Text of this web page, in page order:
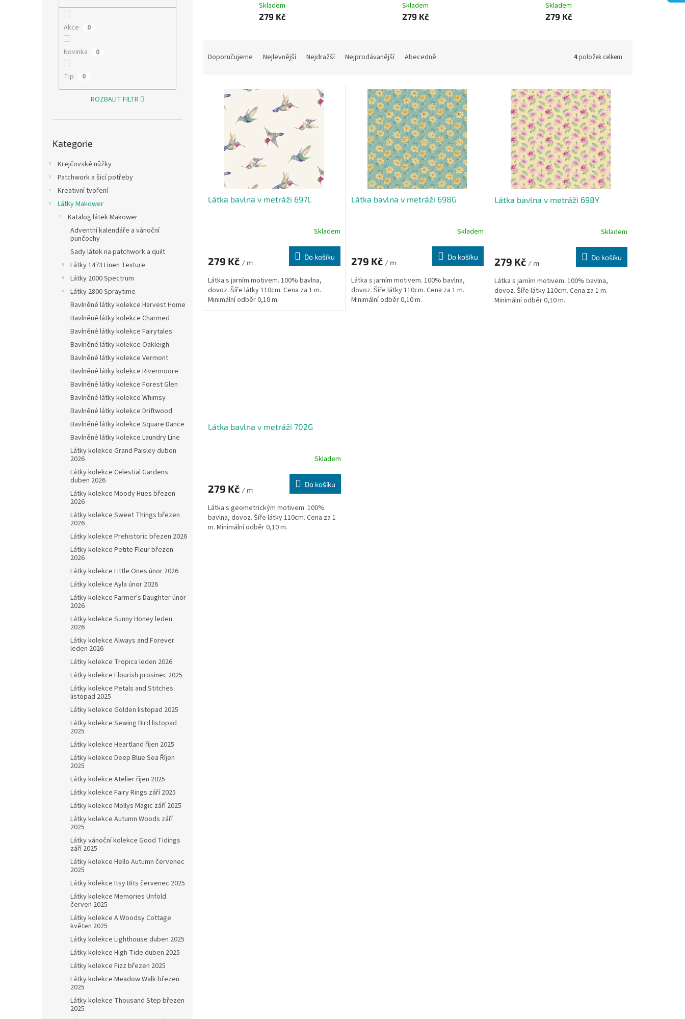
Akce 0
Novinka 0
Tip 0
ROZBALIT FILTR
kategorie
Kategorie
Krejčovské nůžky
Patchwork a šicí potřeby
Kreativní tvoření
Látky Makower
Katalog látek Makower
Adventní kalendáře a vánoční
punčochy
Sady látek na patchwork a quilt
Látky 1473 Linen Texture
Látky 2000 Spectrum
Látky 2800 Spraytime
Bavlněné látky kolekce Harvest Home
Bavlněné látky kolekce Charmed
Bavlněné látky kolekce Fairytales
Bavlněné látky kolekce Oakleigh
Bavlněné látky kolekce Vermont
Bavlněné látky kolekce Rivermoore
Bavlněné látky kolekce Forest Glen
Bavlněné látky kolekce Whimsy
Bavlněné látky kolekce Driftwood
Bavlněné látky kolekce Square Dance
Bavlněné látky kolekce Laundry Line
Látky kolekce Grand Paisley duben
2026
Látky kolekce Celestial Gardens
duben 2026
Látky kolekce Moody Hues březen
2026
Látky kolekce Sweet Things březen
2026
Látky kolekce Prehistoric březen 2026
Látky kolekce Petite Fleur březen
2026
Látky kolekce Little Ones únor 2026
Látky kolekce Ayla únor 2026
Látky kolekce Farmer's Daughter únor
2026
Látky kolekce Sunny Honey leden
2026
Látky kolekce Always and Forever
leden 2026
Látky kolekce Tropica leden 2026
Látky kolekce Flourish prosinec 2025
Látky kolekce Petals and Stitches
listopad 2025
Látky kolekce Golden listopad 2025
Látky kolekce Sewing Bird listopad
2025
Látky kolekce Heartland říjen 2025
Látky kolekce Deep Blue Sea Říjen
2025
Látky kolekce Atelier říjen 2025
Látky kolekce Fairy Rings září 2025
Látky kolekce Mollys Magic září 2025
Látky kolekce Autumn Woods září
2025
Látky vánoční kolekce Good Tidings
září 2025
Látky kolekce Hello Autumn červenec
2025
Látky kolekce Itsy Bits červenec 2025
Látky kolekce Memories Unfold
červen 2025
Látky kolekce A Woodsy Cottage
květen 2025
Látky kolekce Lighthouse duben 2025
Látky kolekce High Tide duben 2025
Látky kolekce Fizz březen 2025
Látky kolekce Meadow Walk březen
2025
Látky kolekce Thousand Step březen
2025
Skladem
279 Kč
Skladem
279 Kč
Skladem
279 Kč
Doporučujeme Nejlevnější Nejdražší Nejprodávanější Abecedně 4položek celkem
Látka bavlna v metráži 697L
Skladem
279 Kč / m
Do košíku
Látka s jarním motivem. 100% bavlna,
dovoz. Šíře látky 110cm. Cena za 1 m.
Minimální odběr 0,10 m.
Látka bavlna v metráži 698G
Skladem
279 Kč / m
Do košíku
Látka s jarním motivem. 100% bavlna,
dovoz. Šíře látky 110cm. Cena za 1 m.
Minimální odběr 0,10 m.
Látka bavlna v metráži 698Y
Skladem
279 Kč / m
Do košíku
Látka s jarním motivem. 100% bavlna,
dovoz. Šíře látky 110cm. Cena za 1 m.
Minimální odběr 0,10 m.
Látka bavlna v metráži 702G
Skladem
279 Kč / m
Do košíku
Látka s geometrickým motivem. 100%
bavlna, dovoz. Šíře látky 110cm. Cena za 1
m. Minimální odběr 0,10 m.